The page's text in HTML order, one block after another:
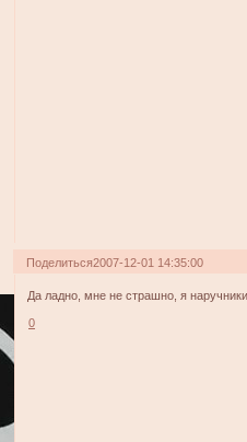
Поделиться2007-12-01 14:35:00
Да ладно, мне не страшно, я
0